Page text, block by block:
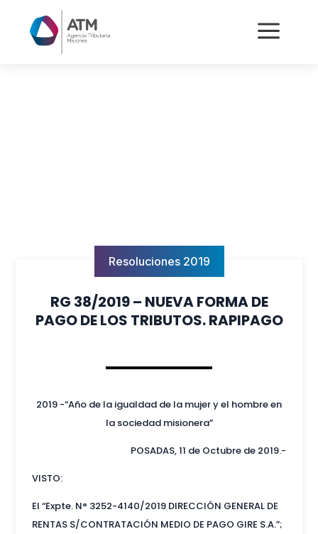
a
Resoluciones 2019
RG 38/2019 – NUEVA FORMA DE
PAGO DE LOS TRIBUTOS. RAPIPAGO
2019 -“Año de la igualdad de la mujer y el hombre en
la sociedad misionera”
POSADAS, 11 de Octubre de 2019.-
VISTO:
El “Expte. N° 3252-4140/2019 DIRECCIÓN GENERAL DE
RENTAS S/CONTRATACIÓN MEDIO DE PAGO GIRE S.A.”;